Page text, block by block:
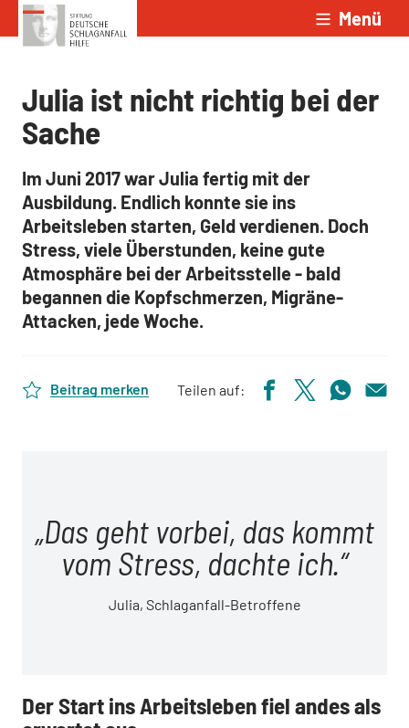
Zum Inhalt springen Menü
Julia ist nicht richtig bei der
Sache
Im Juni 2017 war Julia fertig mit der
Ausbildung. Endlich konnte sie ins
Arbeitsleben starten, Geld verdienen. Doch
Stress, viele Überstunden, keine gute
Atmosphäre bei der Arbeitsstelle - bald
begannen die Kopfschmerzen, Migräne-
Attacken, jede Woche.
Beitrag merken Teilen auf:
Das geht vorbei, das kommt
vom Stress, dachte ich.
Julia, Schlaganfall-Betroffene
Der Start ins Arbeitsleben fiel andes als